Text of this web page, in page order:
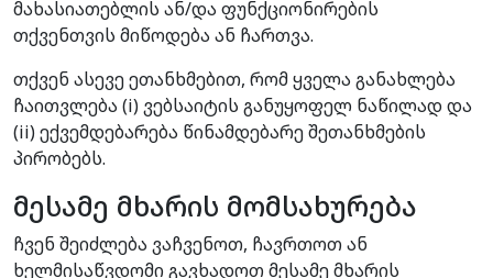
მახასიათებლის ან/და ფუნქციონირების
თქვენთვის მიწოდება ან ჩართვა.
თქვენ ასევე ეთანხმებით, რომ ყველა განახლება
ჩაითვლება (i) ვებსაიტის განუყოფელ ნაწილად და
(ii) ექვემდებარება წინამდებარე შეთანხმების
პირობებს.
მესამე მხარის მომსახურება
ჩვენ შეიძლება ვაჩვენოთ, ჩავრთოთ ან
ხელმისაწვდომი გავხადოთ მესამე მხარის